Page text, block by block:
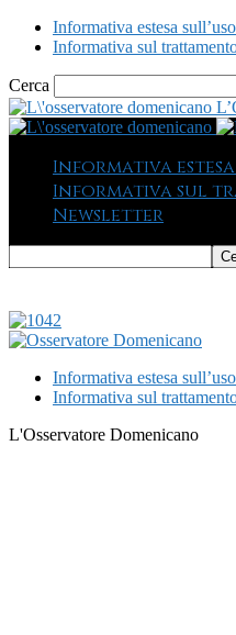
Informativa estesa
Informativa sul
Cerca
Informativa
Informativa sul
Newsletter
Informativa estesa
Informativa sul
L'Osservatore Domenicano